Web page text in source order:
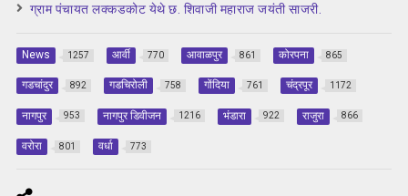
ग्राम पंचायत लक्कडकोट येथे छ. शिवाजी महाराज जयंती साजरी.
News 1257 आर्वी 770 आवाळपुर 861 कोरपना 865
गडचांदुर 892 गडचिरोली 758 गोंदिया 761 चंद्रपूर 1172
नागपुर 953 नागपुर डिवीजन 1216 भंडारा 922 राजुरा 866
वरोरा 801 वर्धा 773